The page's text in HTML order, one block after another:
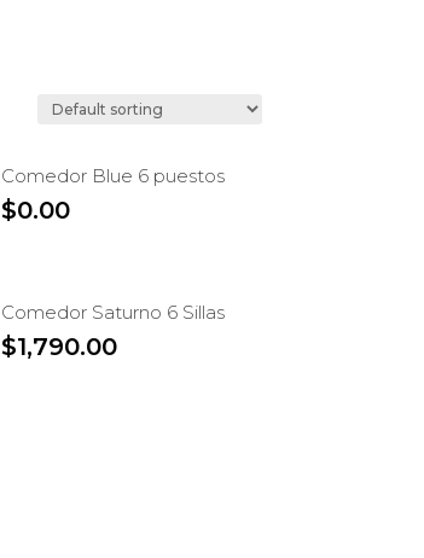
Comedor Blue 6 puestos
$0.00
Comedor Saturno 6 Sillas
$1,790.00